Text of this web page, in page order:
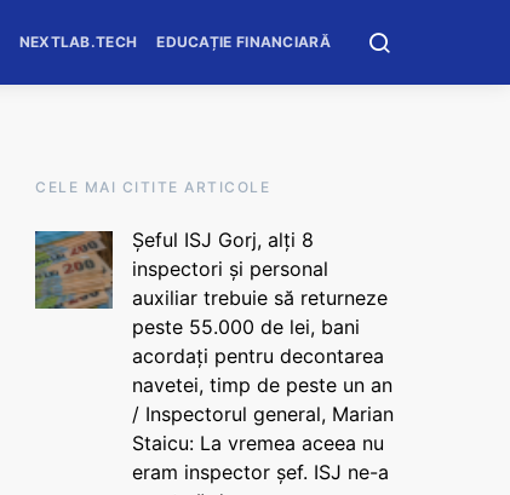
NEXTLAB.TECH EDUCAȚIE FINANCIARĂ
CELE MAI CITITE ARTICOLE
Șeful ISJ Gorj, alți 8
inspectori și personal
auxiliar trebuie să returneze
peste 55.000 de lei, bani
acordați pentru decontarea
navetei, timp de peste un an
/ Inspectorul general, Marian
Staicu: La vremea aceea nu
eram inspector șef. ISJ ne-a